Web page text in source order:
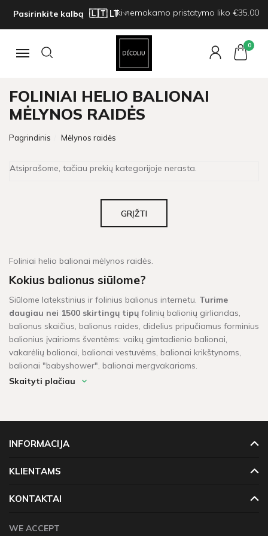
Pasirinkite kalbą Iki nemokamo pristatymo liko €35.00
Navigacija
0
FOLINIAI HELIO BALIONAI
MĖLYNOS RAIDĖS
Pagrindinis Mėlynos raidės
Atsiprašome, tačiau prekių kategorijoje nerasta.
GRĮŽTI
Foliniai helio balionai mėlynos raidės.
Kokius balionus siūlome?
Siūlome latekstinius ir folinius balionus internetu. Turime
daugiau nei 1500 skirtingų tipų folinių balionių girliandas,
balionus skaičius, balionus raides, didelius pripučiamus forminius
balionius įvairioms šventėms: vaikų gimtadienio balionai,
vakarėlių balionai, balionai vestuvėms, balionai krikštynoms,
balionai "babyshower", balionai mergvakariams.
Ar prekes turime sandėlyje?
didesnis neu 60 Eur, taikomas nemokamas pristatymas!
Skaityti plačiau
INFORMACIJA
KLIENTAMS
KONTAKTAI
WE ACCEPT